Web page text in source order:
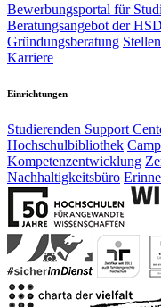
Bewerbungsportal für
Beratungsangebot der HSD
Gründungsberatung
Karriere
Einrichtungen
Studierenden Support
Hochschulbibliothek
Kompetenzentwicklung
Nachhaltigkeitsbüro